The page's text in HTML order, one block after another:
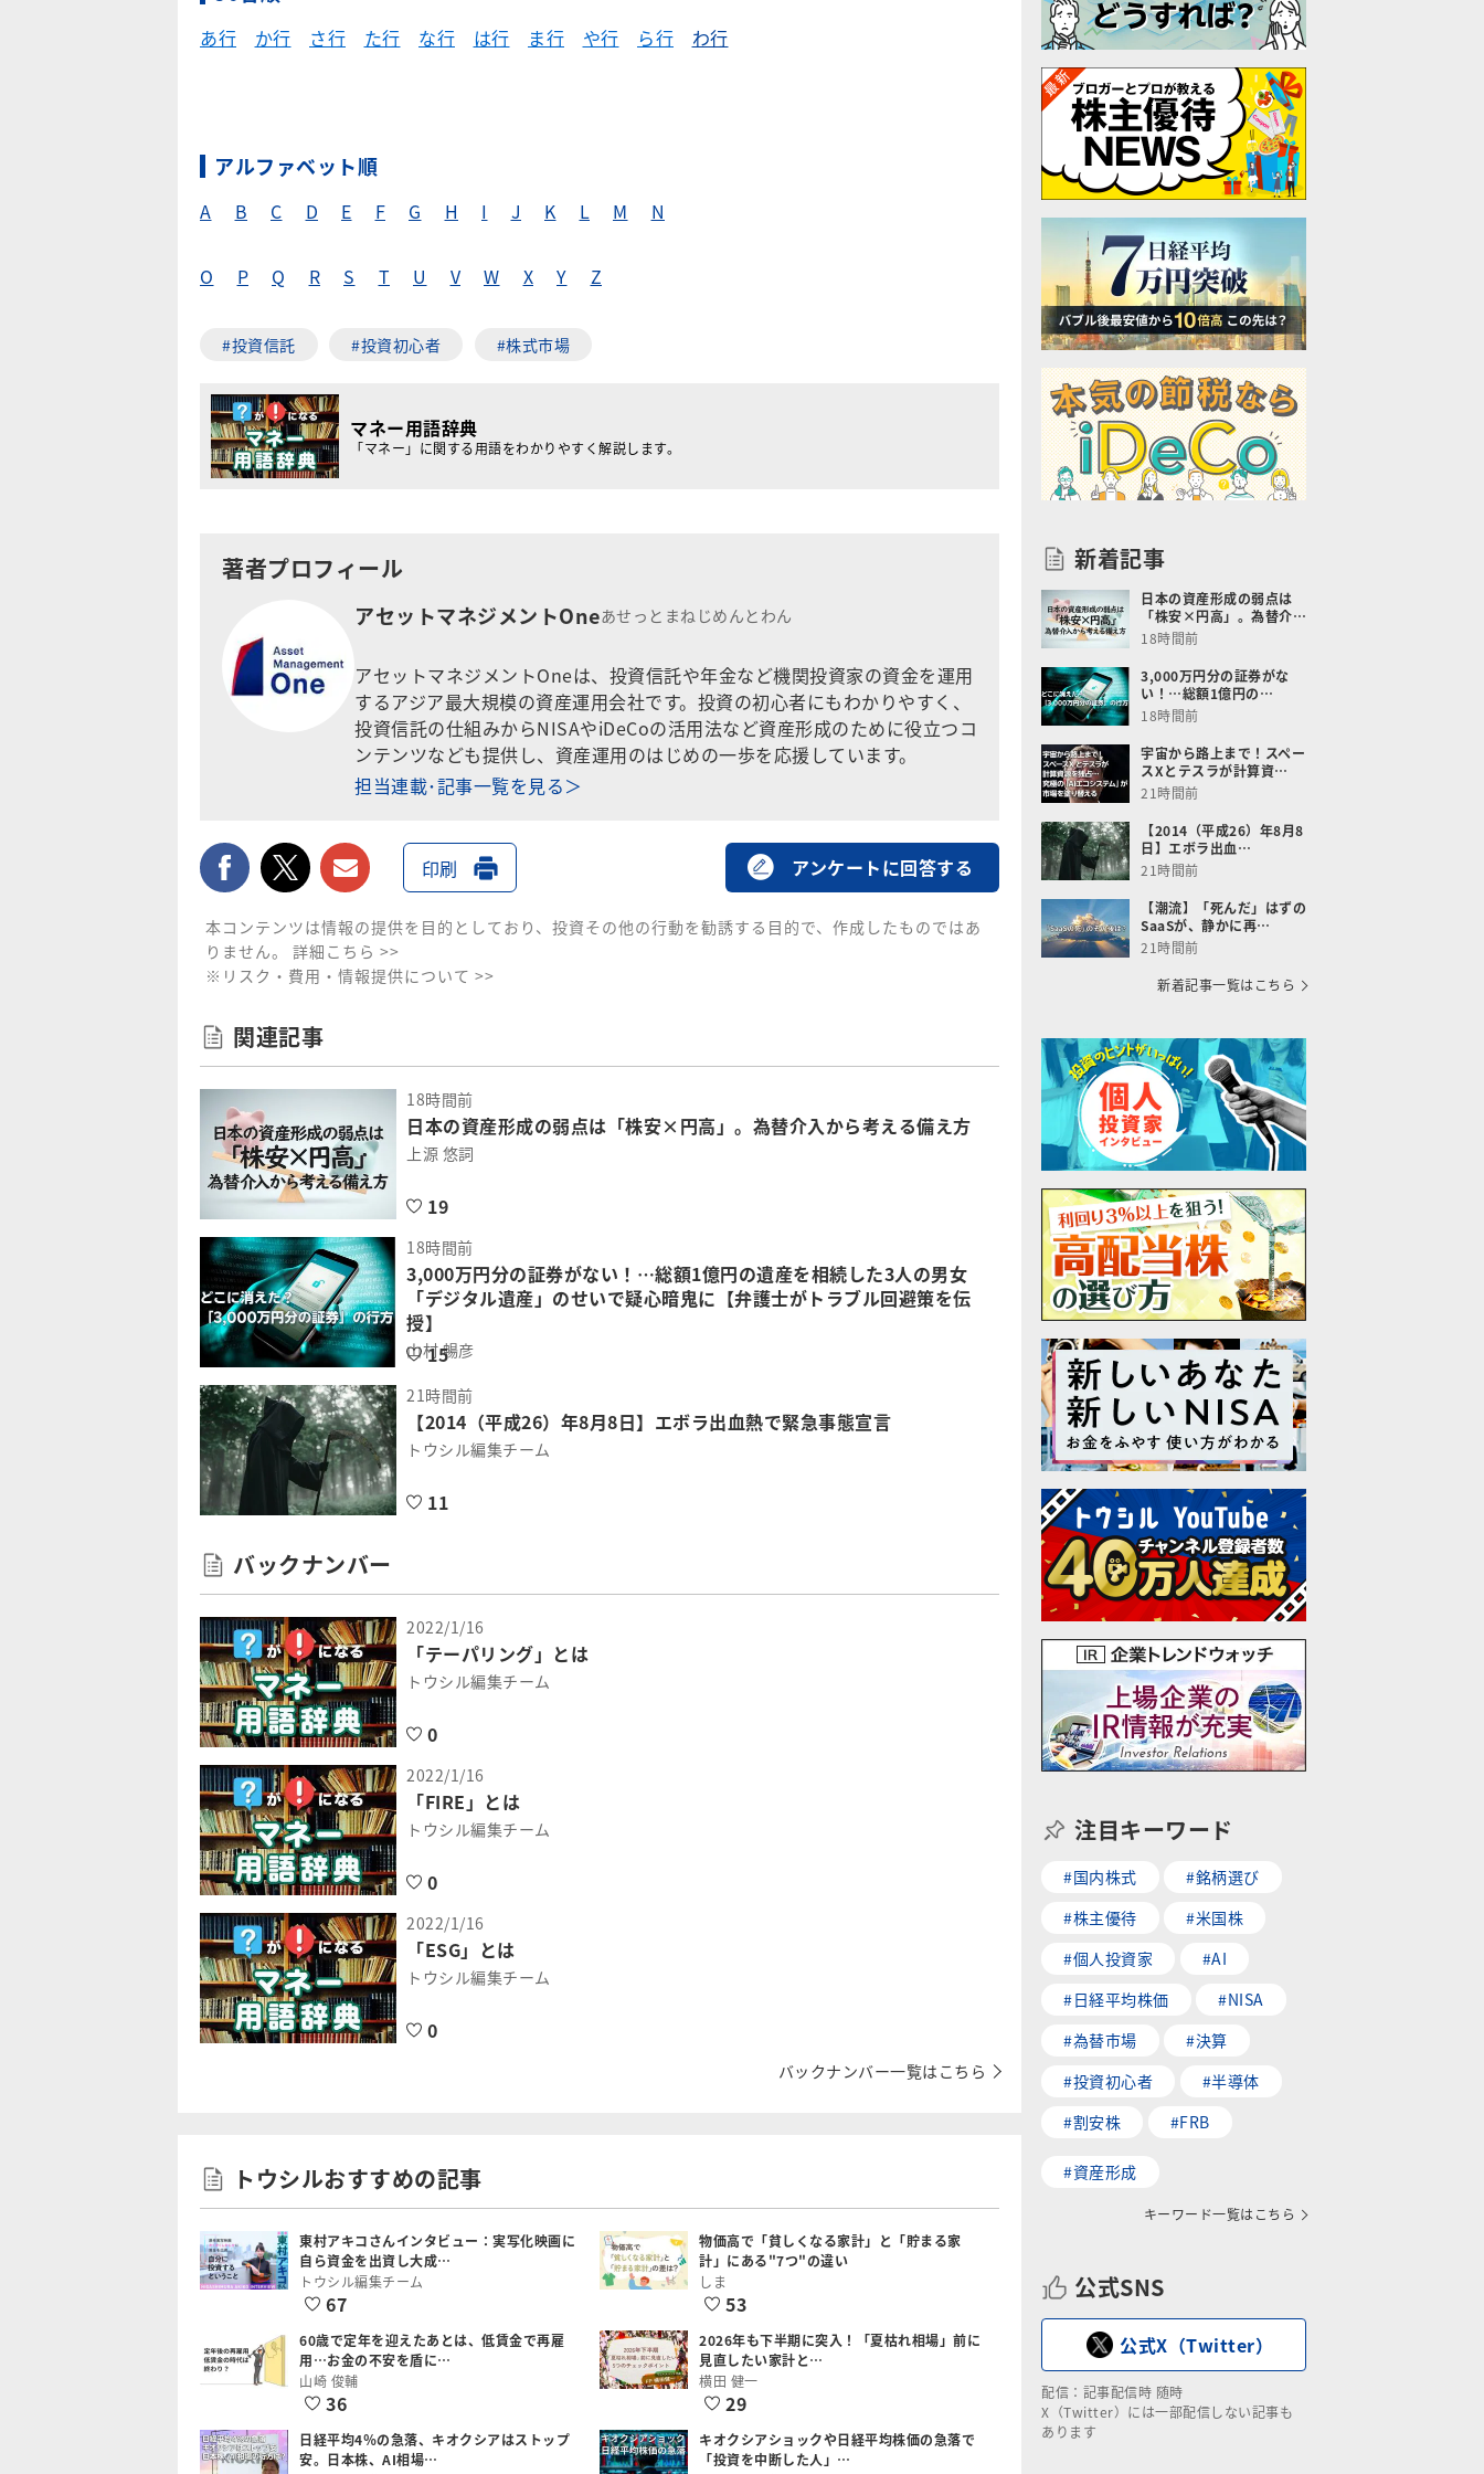
あ行 か行 さ行 た行 な行 は行 ま行 や行 ら行 わ行
アルファベット順
A B C D E F G H I J K L M N
O P Q R S T U V W X Y Z
#投資信託 #投資初心者 #株式市場
マネー用語辞典
「マネー」に関する用語をわかりやすく解説します。
著者プロフィール
アセットマネジメントOneあせっとまねじめんとわん
アセットマネジメントOneは、投資信託や年金など機関投資家の資金を運用
するアジア最大規模の資産運用会社です。投資の初心者にもわかりやすく、
投資信託の仕組みからNISAやiDeCoの活用法など資産形成のために役立つコ
ンテンツなども提供し、資産運用のはじめの一歩を応援しています。
担当連載･記事一覧を見る＞
facebooktwitter メールで送る
印刷 アンケートに回答する
本コンテンツは情報の提供を目的としており、投資その他の行動を勧誘する目的で、作成したものではあ
りません。 詳細こちら >>
※リスク・費用・情報提供について >>
関連記事
18時間前
日本の資産形成の弱点は「株安×円高」。為替介入から考える備え方
上源 悠詞
19
18時間前
3,000万円分の証券がない！…総額1億円の遺産を相続した3人の男女
「デジタル遺産」のせいで疑心暗鬼に【弁護士がトラブル回避策を伝
授】
山村 暢彦
15
21時間前
【2014（平成26）年8月8日】エボラ出血熱で緊急事態宣言
トウシル編集チーム
11
バックナンバー
2022/1/16
「テーパリング」とは
トウシル編集チーム
0
2022/1/16
「FIRE」とは
トウシル編集チーム
0
2022/1/16
「ESG」とは
トウシル編集チーム
0
バックナンバー一覧はこちら
トウシルおすすめの記事
東村アキコさんインタビュー：実写化映画に
自ら資金を出資し大成…
トウシル編集チーム
67
物価高で「貧しくなる家計」と「貯まる家
計」にある"7つ"の違い
しま
53
60歳で定年を迎えたあとは、低賃金で再雇
用…お金の不安を盾に…
山崎 俊輔
36
2026年も下半期に突入！「夏枯れ相場」前に
見直したい家計と…
横田 健一
29
日経平均4％の急落、キオクシアはストップ
安。日本株、AI相場…
キオクシアショックや日経平均株価の急落で
「投資を中断した人」…
新着記事
日本の資産形成の弱点は
「株安×円高」。為替介…
18時間前
3,000万円分の証券がな
い！…総額1億円の…
18時間前
宇宙から路上まで！スペー
スXとテスラが計算資…
21時間前
【2014（平成26）年8月8
日】エボラ出血…
21時間前
【潮流】「死んだ」はずの
SaaSが、静かに再…
21時間前
新着記事一覧はこちら
注目キーワード
#国内株式
#銘柄選び
#株主優待
#米国株
#個人投資家
#AI
#日経平均株価
#NISA
#為替市場
#決算
#投資初心者
#半導体
#割安株
#FRB
#資産形成
キーワード一覧はこちら
公式SNS
公式X（Twitter）
配信：記事配信時 随時
X（Twitter）には一部配信しない記事も
あります